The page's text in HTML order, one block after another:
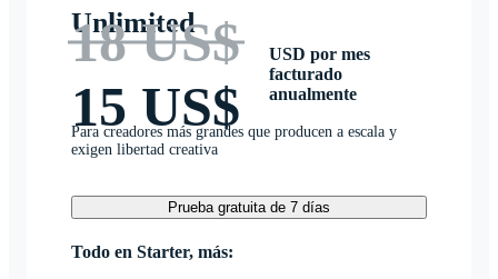
Unlimited
18 US$
15 US$
USD por mes
facturado
anualmente
Para creadores más grandes que producen a escala y
exigen libertad creativa
Prueba gratuita de 7 días
Todo en Starter, más: